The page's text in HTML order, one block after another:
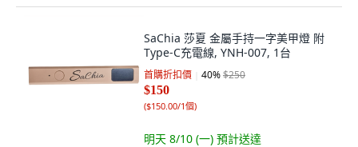
SaChia 莎夏 金屬手持一字美甲燈 附
Type-C充電線, YNH-007, 1台
首購折扣價 40%$250
$150
($150.00/1個)
明天 8/10 (一) 預計送達